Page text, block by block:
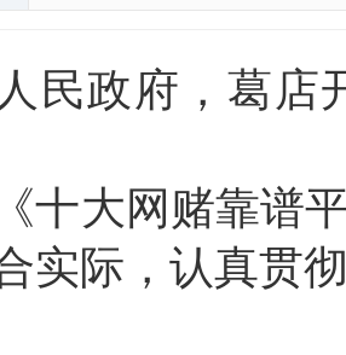
民政府，葛店
十大网赌靠谱
实际，认真贯